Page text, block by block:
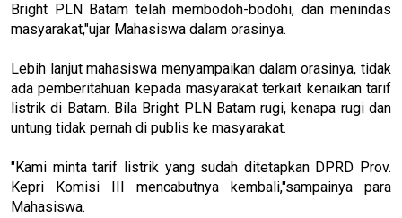
Bright PLN Batam telah membodoh-bodohi, dan menindas
masyarakat,"ujar Mahasiswa dalam orasinya.
Lebih lanjut mahasiswa menyampaikan dalam orasinya, tidak
ada pemberitahuan kepada masyarakat terkait kenaikan tarif
listrik di Batam. Bila Bright PLN Batam rugi, kenapa rugi dan
untung tidak pernah di publis ke masyarakat.
"Kami minta tarif listrik yang sudah ditetapkan DPRD Prov.
Kepri Komisi III mencabutnya kembali,"sampainya para
Mahasiswa.